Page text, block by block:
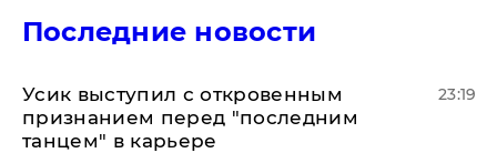
Последние новости
Усик выступил с откровенным
признанием перед "последним
танцем" в карьере
23:19